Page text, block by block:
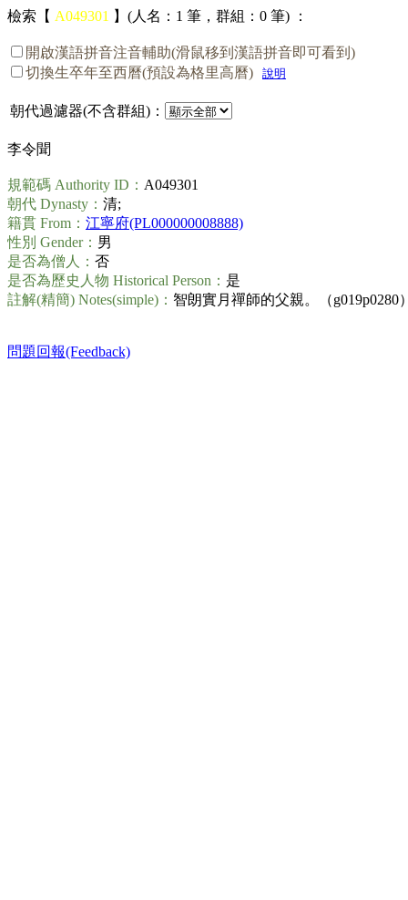
檢索【 A049301 】(人名：1 筆，群組：0 筆) ：
開啟漢語拼音注音輔助(滑鼠移到漢語拼音即可看到)
切換生卒年至西曆(預設為格里高曆)
說明
朝代過濾器(不含群組)：
李令聞
規範碼 Authority ID： A049301
朝代 Dynasty： 清;
籍貫 From： 江寧府(PL000000008888)
性別 Gender： 男
是否為僧人： 否
是否為歷史人物 Historical Person： 是
註解(精簡) Notes(simple)： 智朗實月禪師的父親。（g019p0280
問題回報(Feedback)